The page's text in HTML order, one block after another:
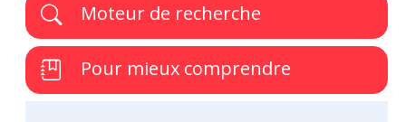
Moteur de recherche
Pour mieux comprendre